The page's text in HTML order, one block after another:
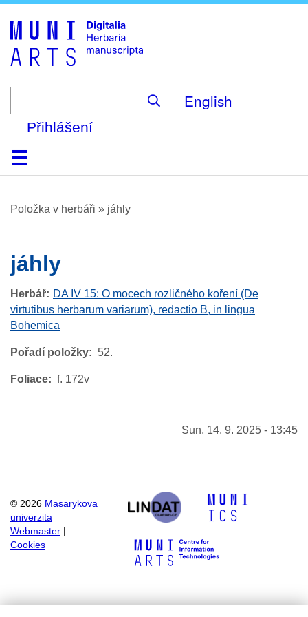
English
Přihlášení
DomůProhlížení
O platformě
Nápověda
KontaktDigitalia
Položka v herbáři » jáhly
jáhly
Herbář
DA IV 15: O mocech rozličného koření (De
virtutibus herbarum variarum), redactio B, in lingua
Bohemica
Pořadí položky 52.
Foliace f. 172v
Sun, 14. 9. 2025 - 13:45
© 2026 Masarykova
univerzita
Webmaster
Cookies